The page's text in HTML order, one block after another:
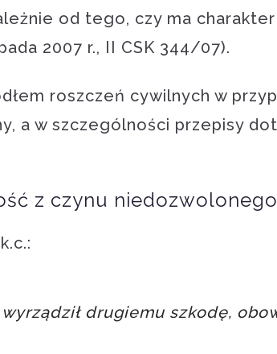
od tego, czy ma charakter
2007 r., II CSK 344/07).
roszczeń cywilnych w
a w szczególności przepisy
z czynu
drugiemu szkodę,